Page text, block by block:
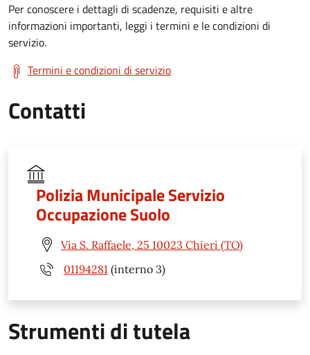
Per conoscere i dettagli di scadenze, requisiti e altre
informazioni importanti, leggi i termini e le condizioni di
servizio.
Termini e condizioni di servizio
Contatti
Polizia Municipale Servizio
Occupazione Suolo
Via S. Raffaele, 25 10023 Chieri (TO)
01194281 (interno 3)
Strumenti di tutela